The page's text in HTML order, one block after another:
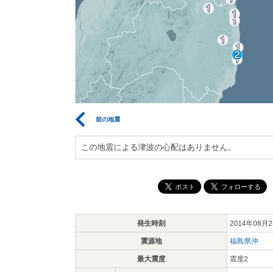
前の地震
この地震による津波の心配はありません。
発生時刻 2014年08月
震源地 福島県沖
最大震度 震度2